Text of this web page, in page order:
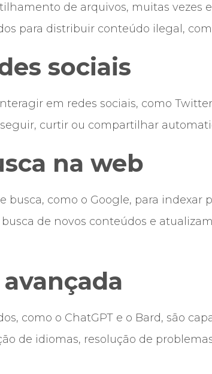
de arquivos, muitas vezes
para distribuir conteúdo ilegal,
sociais
em redes sociais, como
curtir ou compartilhar
na web
busca, como o Google, para indexar
de novos conteúdos e
como o ChatGPT e o Bard, são
de idiomas, resolução de